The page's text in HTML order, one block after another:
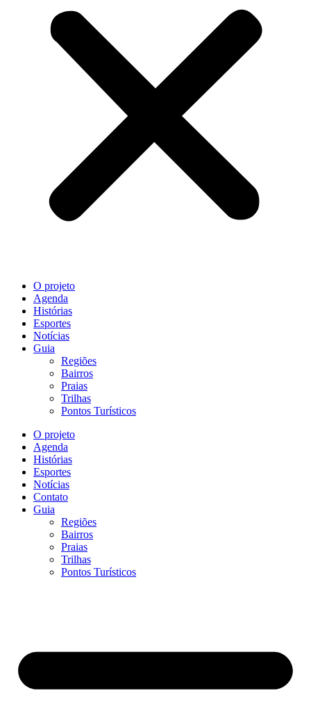
O projeto
Agenda
Histórias
Esportes
Notícias
Guia
Regiões
Bairros
Praias
Trilhas
Pontos Turísticos
O projeto
Agenda
Histórias
Esportes
Notícias
Contato
Guia
Regiões
Bairros
Praias
Trilhas
Pontos Turísticos